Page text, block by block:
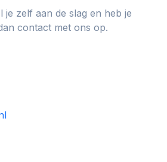
je zelf aan de slag en heb je
contact met ons op.